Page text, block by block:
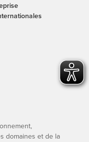
domaines et de la